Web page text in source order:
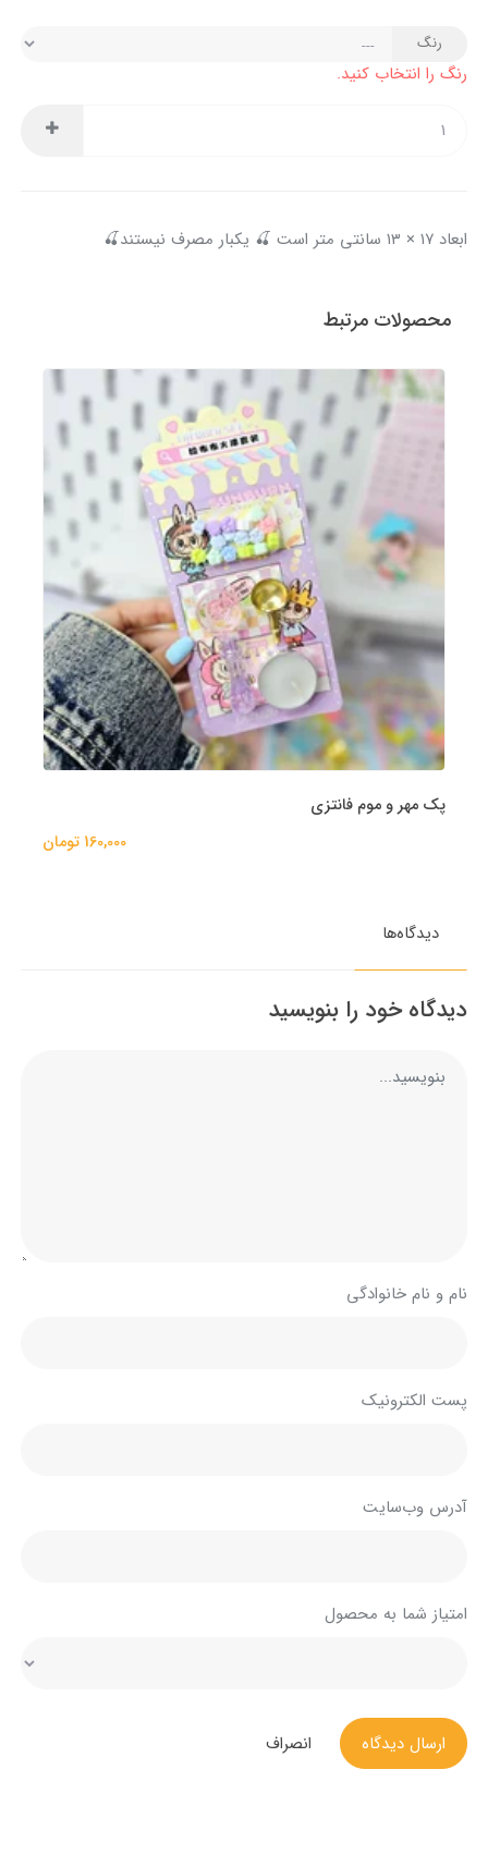
رنگ
رنگ را انتخاب کنید.
ابعاد ۱۷ × ۱۳ سانتی متر است 🍒 یکبار مصرف نیستند🍒
محصولات مرتبط
پک مهر و موم فانتزی
160,000 تومان
دیدگاه‌ها
دیدگاه خود را بنویسید
نام و نام خانوادگی
پست الکترونیک
آدرس وب‌سایت
امتیاز شما به محصول
ارسال دیدگاه انصراف